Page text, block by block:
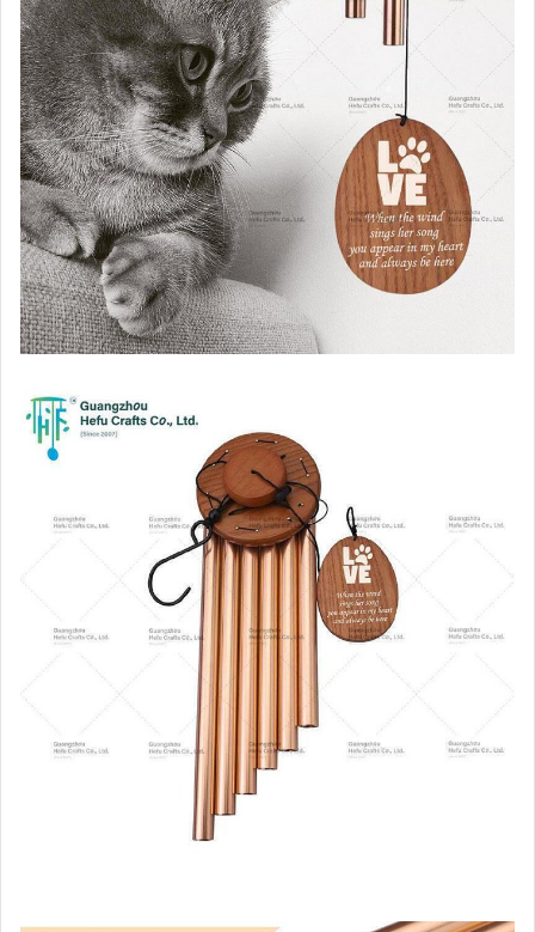
汽機車精品百貨
居家、家具與園藝
玩具、模型與公仔
男性精品與服飾
偶像、球員卡與郵幣
女裝與服飾配件
手錶與飾品配件
女包精品與女鞋
家電與影音視聽